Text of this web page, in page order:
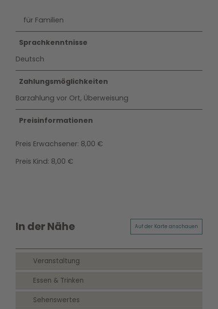
für Familien
Sprachkenntnisse
Deutsch
Zahlungsmöglichkeiten
Barzahlung vor Ort, Überweisung
Preisinformationen
Preis Erwachsener: 8,00 €
Preis Kind: 8,00 €
In der Nähe Auf der Karte anschauen
Veranstaltung
Essen & Trinken
Sehenswertes